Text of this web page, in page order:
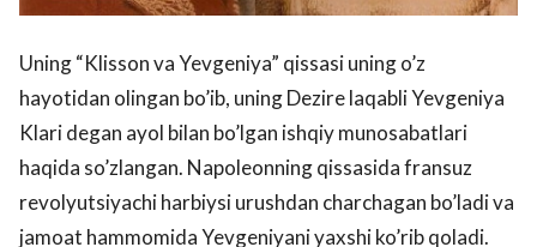
Uning “Klisson va Yevgeniya” qissasi uning o’z
hayotidan olingan bo’ib, uning Dezire laqabli Yevgeniya
Klari degan ayol bilan bo’lgan ishqiy munosabatlari
haqida so’zlangan. Napoleonning qissasida fransuz
revolyutsiyachi harbiysi urushdan charchagan bo’ladi va
jamoat hammomida Yevgeniyani yaxshi ko’rib qoladi.